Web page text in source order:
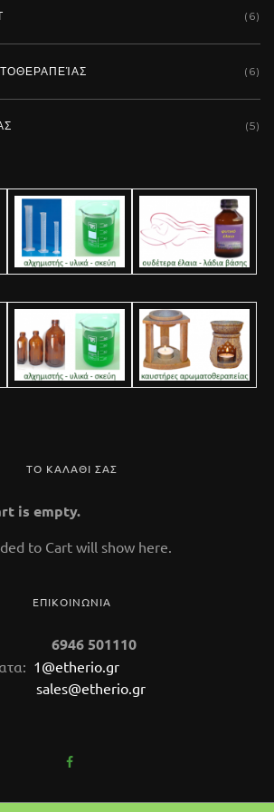
Glass Marble
αρωματοθεραπείας
από μάρμαρο. Στο κάτω μέρος
ένα μικρό κεράκι
από το αιθέριο έλαιο της
(6)
(6)
(5)
ΤΟ ΚΑΛΑΘΙ ΣΑΣ
is empty.
to Cart will show here.
ΕΠΙΚΟΙΝΩΝΙΑ
6946 501110
1@etherio.gr
sales@etherio.gr